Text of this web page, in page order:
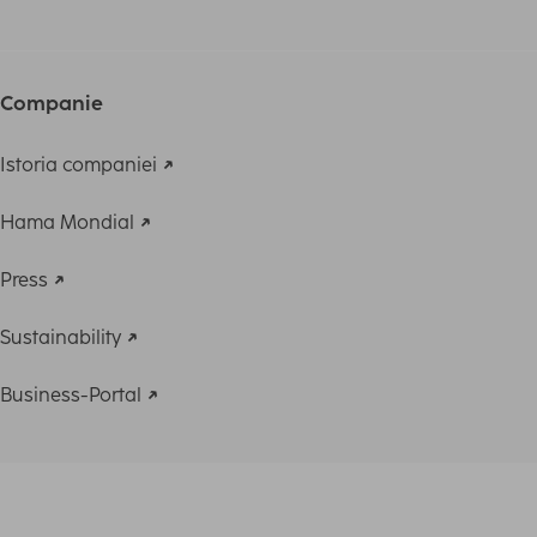
Companie
Istoria companiei
Hama Mondial
Press
Sustainability
Business-Portal